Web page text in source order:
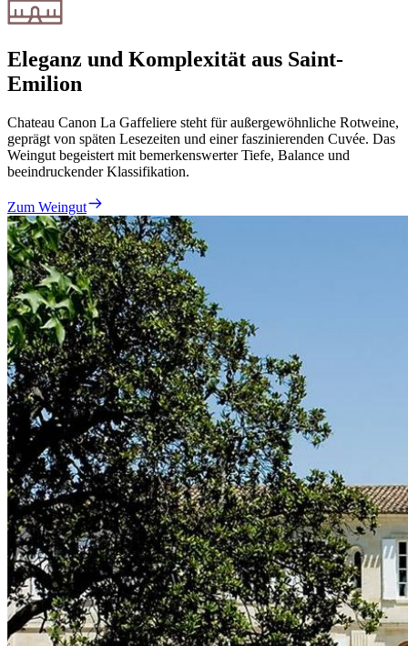
Eleganz und Komplexität aus Saint-
Emilion
Chateau Canon La Gaffeliere steht für außergewöhnliche Rotweine,
geprägt von späten Lesezeiten und einer faszinierenden Cuvée. Das
Weingut begeistert mit bemerkenswerter Tiefe, Balance und
beeindruckender Klassifikation.
Zum Weingut